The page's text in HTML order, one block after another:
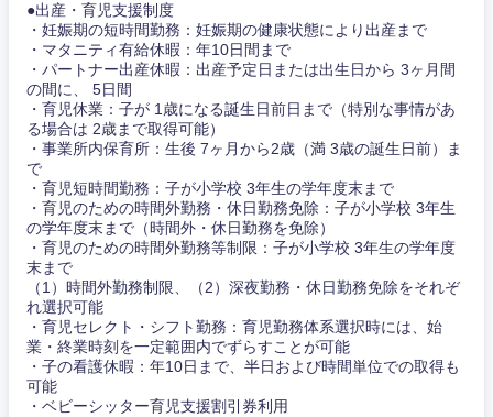
●出産・育児支援制度
・妊娠期の短時間勤務：妊娠期の健康状態により出産まで
・マタニティ有給休暇：年10日間まで
・パートナー出産休暇：出産予定日または出生日から 3ヶ月間
の間に、 5日間
・育児休業：子が 1歳になる誕生日前日まで（特別な事情があ
る場合は 2歳まで取得可能）
・事業所内保育所：生後 7ヶ月から2歳（満 3歳の誕生日前）ま
で
・育児短時間勤務：子が小学校 3年生の学年度末まで
・育児のための時間外勤務・休日勤務免除：子が小学校 3年生
の学年度末まで（時間外・休日勤務を免除）
・育児のための時間外勤務等制限：子が小学校 3年生の学年度
末まで
（1）時間外勤務制限、（2）深夜勤務・休日勤務免除をそれぞ
れ選択可能
・育児セレクト・シフト勤務：育児勤務体系選択時には、始
業・終業時刻を一定範囲内でずらすことが可能
・子の看護休暇：年10日まで、半日および時間単位での取得も
可能
・ベビーシッター育児支援割引券利用